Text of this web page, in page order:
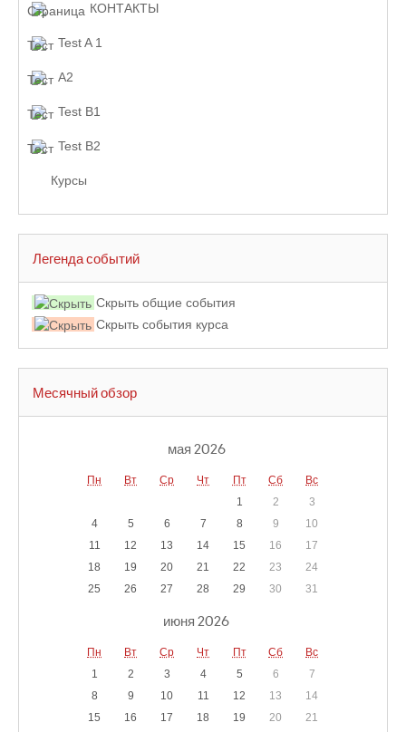
КОНТАКТЫ
Test A 1
A2
Test B1
Test B2
Курсы
Легенда событий
Скрыть общие события
Скрыть события курса
Месячный обзор
мая 2026
Пн Вт Ср Чт Пт Сб
Вс
1
2
3
4
5 6 7 8 9
10
11
12 13 14 15 16
17
18
19 20 21 22 23
24
25
26 27 28 29 30 31
июня 2026
Пн Вт Ср Чт Пт Сб
Вс
1
2 3 4 5 6
7
8
9 10 11 12 13
14
15
16 17 18 19 20
21